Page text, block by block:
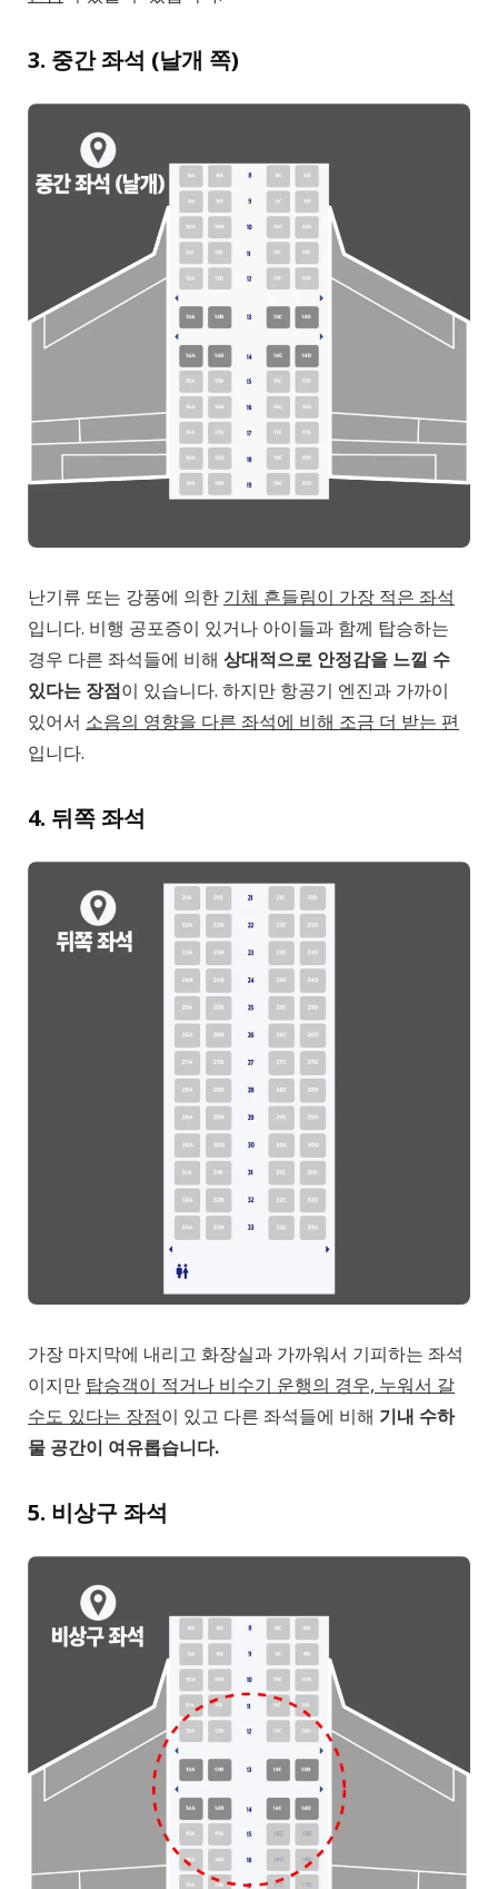
3. 중간 좌석 (날개 쪽)
난기류 또는 강풍에 의한 기체 흔들림이 가장 적은 좌석
입니다. 비행 공포증이 있거나 아이들과 함께 탑승하는
경우 다른 좌석들에 비해 상대적으로 안정감을 느낄 수
있다는 장점이 있습니다. 하지만 항공기 엔진과 가까이
있어서 소음의 영향을 다른 좌석에 비해 조금 더 받는 편
입니다.
4. 뒤쪽 좌석
가장 마지막에 내리고 화장실과 가까워서 기피하는 좌석
이지만 탑승객이 적거나 비수기 운행의 경우, 누워서 갈
수도 있다는 장점이 있고 다른 좌석들에 비해 기내 수하
물 공간이 여유롭습니다.
5. 비상구 좌석